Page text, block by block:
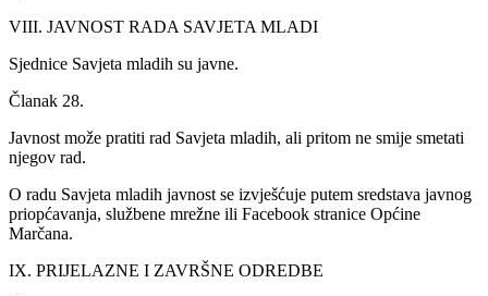
VIII. JAVNOST RADA SAVJETA MLADI
Sjednice Savjeta mladih su javne.
Članak 28.
Javnost može pratiti rad Savjeta mladih, ali pritom ne smije smetati
njegov rad.
O radu Savjeta mladih javnost se izvješćuje putem sredstava javnog
priopćavanja, službene mrežne ili Facebook stranice Općine
Marčana.
IX. PRIJELAZNE I ZAVRŠNE ODREDBE